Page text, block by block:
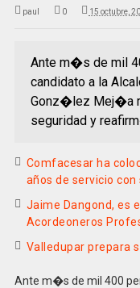
paul 0 15 octubre,
Ante m�s de mil
candidato a la
Gonz�lez Mej�a
seguridad y
Comfacesar ha
años de servicio
Jaime Dangond, es
Acordeoneros
Valledupar prepara
Ante m�s de mil 400